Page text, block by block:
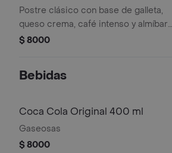
Postre clásico con base de galleta,
queso crema, café intenso y almíbar
de café.
$ 8000
Bebidas
Coca Cola Original 400 ml
Gaseosas
$ 8000